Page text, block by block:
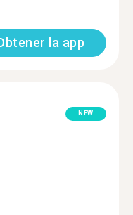
la app
NEW